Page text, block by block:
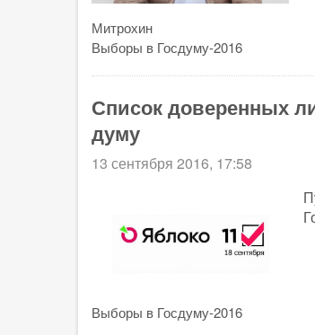
Митрохин
Выборы в Госдуму-2016
Список доверенных
думу
13 сентября 2016, 17:58
Выборы в Госдуму-2016